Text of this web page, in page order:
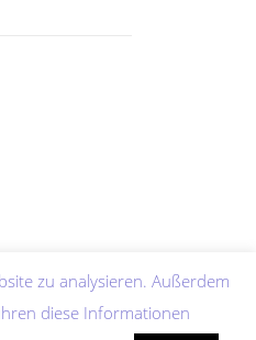
zu analysieren. Außerdem
diese Informationen